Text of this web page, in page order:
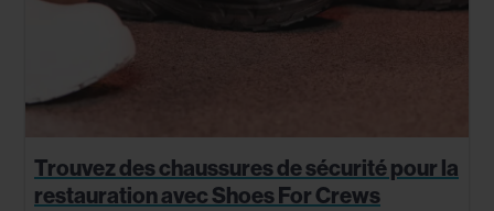
Trouvez des chaussures de sécurité pour la
restauration avec Shoes For Crews